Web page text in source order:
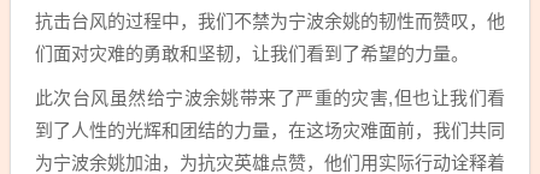
抗击台风的过程中，我们不禁为宁波余姚的韧性而赞叹，他
们面对灾难的勇敢和坚韧，让我们看到了希望的力量。
此次台风虽然给宁波余姚带来了严重的灾害,但也让我们看
到了人性的光辉和团结的力量，在这场灾难面前，我们共同
为宁波余姚加油，为抗灾英雄点赞，他们用实际行动诠释着